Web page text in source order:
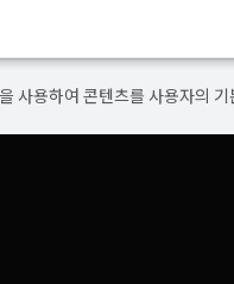
사용하여 콘텐츠를 사용자의